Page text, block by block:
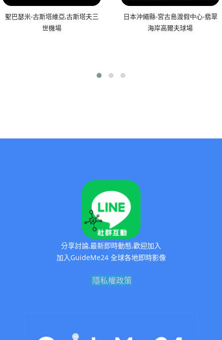
聖巴瑟米-古斯塔維亞,古斯塔夫三
世機場
日本沖繩縣-宮古島渡假中心-翡翠
海岸高爾夫球場
分享討論,最新即時動態,歡迎加入
加入GuideMe24 全球各地即時影像
隱私權政策